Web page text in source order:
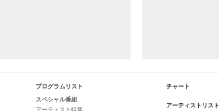
プログラムリスト
スペシャル番組
アーティスト特集
チャート
アーティストリスト